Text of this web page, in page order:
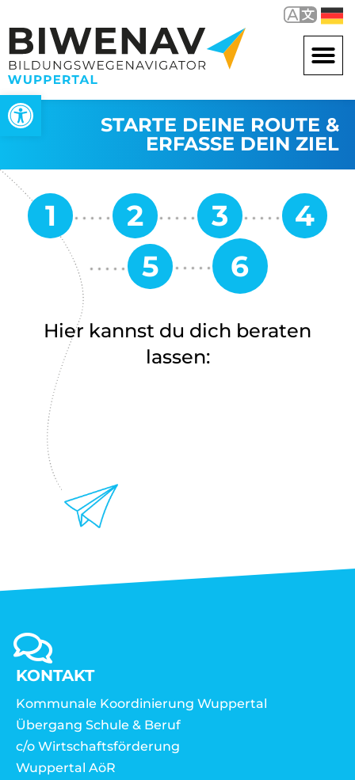
Werkzeugleiste öffnen
STARTE DEINE ROUTE &
ERFASSE DEIN ZIEL
Hier kannst du dich beraten
lassen:
KONTAKT
Kommunale Koordinierung Wuppertal
Übergang Schule & Beruf
c/o Wirtschaftsförderung
Wuppertal AöR